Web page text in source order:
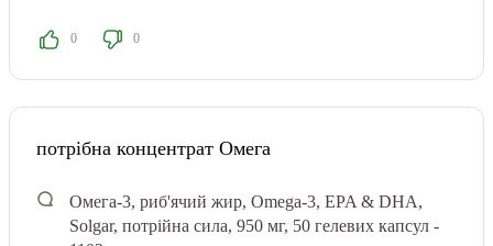
0 0
потрібна концентрат Омега
Омега-3, риб'ячий жир, Omega-3, EPA & DHA,
Solgar, потрійна сила, 950 мг, 50 гелевих капсул -